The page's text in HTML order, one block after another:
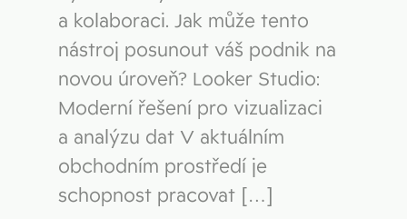
a kolaboraci. Jak může tento
nástroj posunout váš podnik na
novou úroveň? Looker Studio:
Moderní řešení pro vizualizaci
a analýzu dat V aktuálním
obchodním prostředí je
schopnost pracovat […]